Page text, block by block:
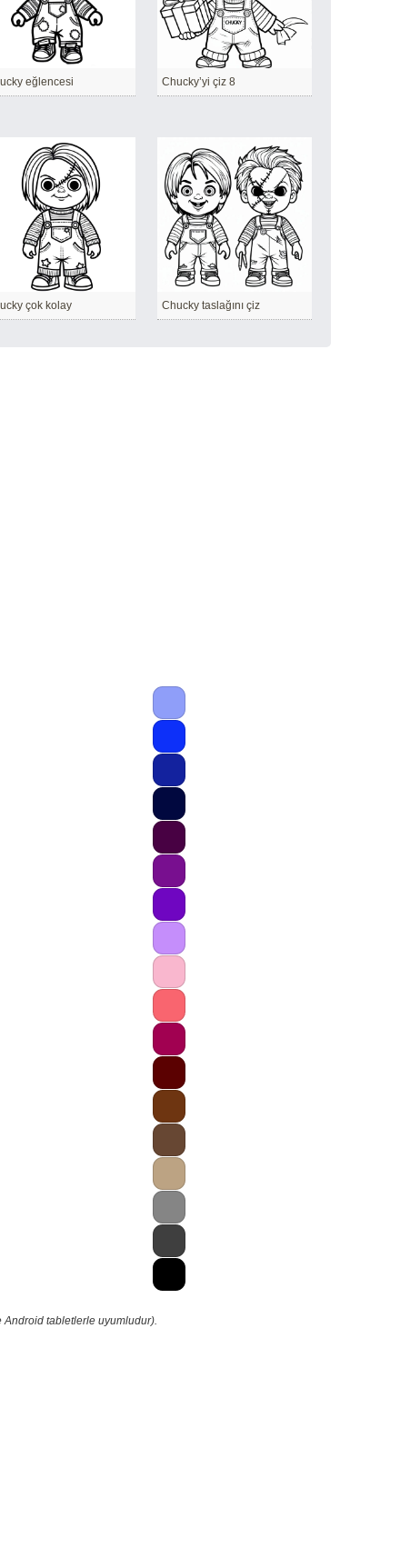
eğlencesi Chucky’yi çiz 8
çok kolay Chucky taslağını çiz
Android tabletlerle uyumludur).